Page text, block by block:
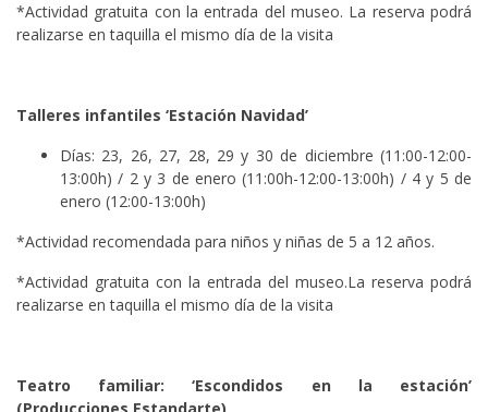
*Actividad gratuita con la entrada del museo. La reserva podrá
realizarse en taquilla el mismo día de la visita
Talleres infantiles ‘Estación Navidad’
Días: 23, 26, 27, 28, 29 y 30 de diciembre (11:00-12:00-
13:00h) / 2 y 3 de enero (11:00h-12:00-13:00h) / 4 y 5 de
enero (12:00-13:00h)
*Actividad recomendada para niños y niñas de 5 a 12 años.
*Actividad gratuita con la entrada del museo.La reserva podrá
realizarse en taquilla el mismo día de la visita
Teatro familiar: ‘Escondidos en la estación’